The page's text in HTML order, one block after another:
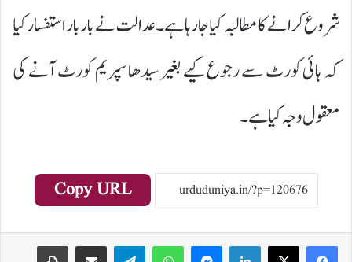
شروع کرانے کا مطالبہ کیا جا رہا ہے۔ عدالت نے بار بار استفسار کیا
کہ ہائی کورٹ سے رجوع کیے بغیر سیدھا سپریم کورٹ آنے کی
معقول وجہ کیا ہے۔
Copy URL
LinkedIn
WhatsApp
Telegram